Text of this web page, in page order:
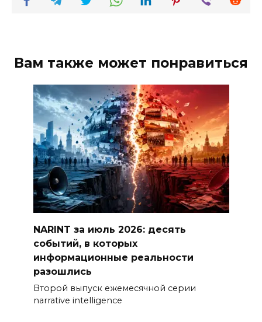
Вам также может понравиться
NARINT за июль 2026: десять
событий, в которых
информационные реальности
разошлись
Второй выпуск ежемесячной серии
narrative intelligence